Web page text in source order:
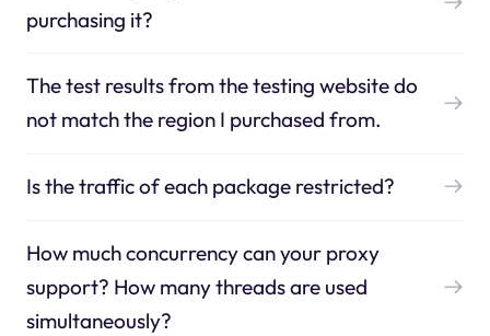
purchasing it?
The test results from the testing website do
not match the region I purchased from.
Is the traffic of each package restricted?
How much concurrency can your proxy
support? How many threads are used
simultaneously?